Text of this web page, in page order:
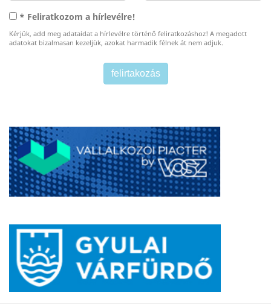
* Feliratkozom a hírlevélre!
Kérjük, add meg adataidat a hírlevélre történő feliratkozáshoz! A megadott
adatokat bizalmasan kezeljük, azokat harmadik félnek át nem adjuk.